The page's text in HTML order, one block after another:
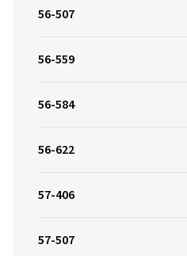
56-507
56-559
56-584
56-622
57-406
57-507